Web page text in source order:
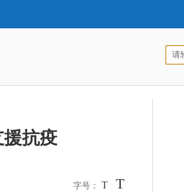
援抗疫
字号： T T